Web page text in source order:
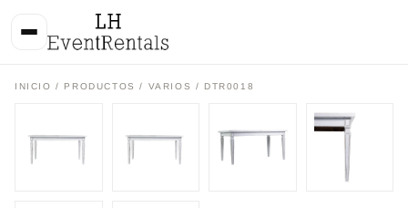
INICIO / PRODUCTOS/ VARIOS / DTR0018